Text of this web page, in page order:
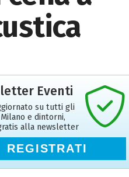
Eventi
su tutti gli
e dintorni,
alla newsletter
REGISTRATI